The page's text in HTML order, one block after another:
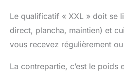
Le qualificatif « XXL » doit se
direct, plancha, maintien) et
vous recevez régulièrement
La contrepartie, c’est le poids